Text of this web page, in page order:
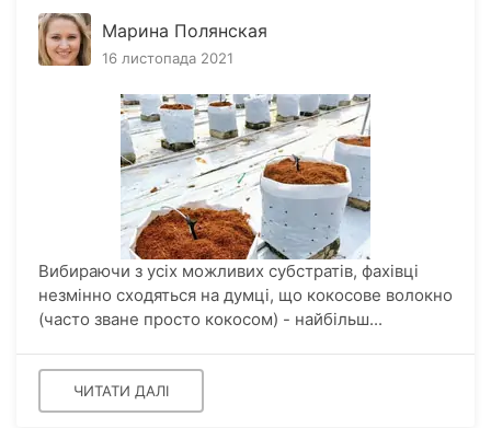
Марина Полянская
16 листопада 2021
Вибираючи з усіх можливих субстратів, фахівці
незмінно сходяться на думці, що кокосове волокно
(часто зване просто кокосом) - найбільш...
ЧИТАТИ ДАЛІ